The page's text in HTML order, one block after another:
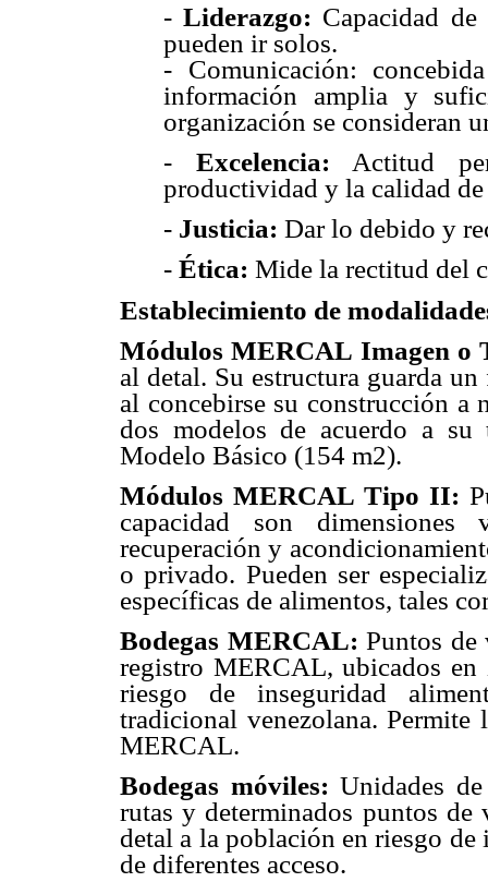
- Liderazgo: Capacidad
pueden ir solos.
- Comunicación:
información amplia y
organización se consideran
-
Excelencia: Actitud
productividad y la calidad
- Justicia: Dar lo debido y
- Ética: Mide la rectitud del
Establecimiento de
Módulos MERCAL Imagen o
al detal. Su estructura guarda
al concebirse su construcción
dos modelos de acuerdo a
Modelo Básico (154 m2).
Módulos MERCAL Tipo II:
capacidad son
recuperación y
o privado. Pueden ser
específicas de alimentos, tales
Bodegas MERCAL: Puntos de
registro MERCAL, ubicados en
riesgo de inseguridad
tradicional venezolana.
MERCAL.
Bodegas móviles: Unidades
rutas y determinados puntos
detal a la población en riesgo
de diferentes acceso.